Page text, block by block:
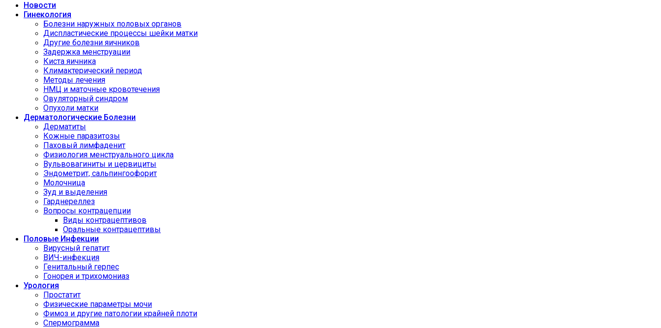
Новости
Гинекология
Болезни наружных половых органов
Диспластические процессы шейки матки
Другие болезни яичников
Задержка менструации
Киста яичника
Климактерический период
Методы лечения
НМЦ и маточные кровотечения
Овуляторный синдром
Опухоли матки
Дерматологические Болезни
Дерматиты
Кожные паразитозы
Паховый лимфаденит
Физиология менструального цикла
Вульвовагиниты и цервициты
Эндометрит, сальпингоофорит
Молочница
Зуд и выделения
Гарднереллез
Вопросы контрацепции
Виды контрацептивов
Оральные контрацептивы
Половые Инфекции
Вирусный гепатит
ВИЧ-инфекция
Генитальный герпес
Гонорея и трихомониаз
Урология
Простатит
Физические параметры мочи
Фимоз и другие патологии крайней плоти
Спермограмма